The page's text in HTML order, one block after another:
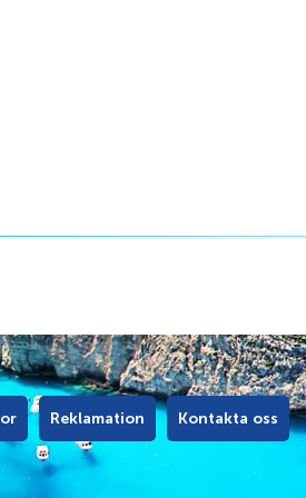
Reklamation Kontakta oss